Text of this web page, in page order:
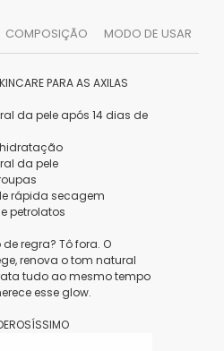
COMPOSIÇÃO MODO DE USAR
PARA AS AXILAS
da pele após 14 dias de
da pele
rápida secagem
petrolatos
regra? Tô fora. O
renova o tom natural
tudo ao mesmo tempo
esse glow.